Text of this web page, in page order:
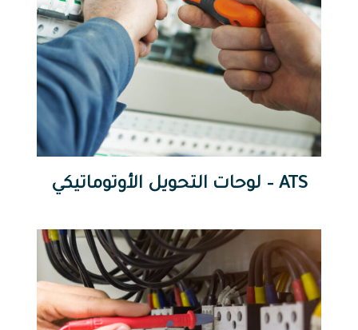
لوحات التحويل الأوتوماتيكي – ATS